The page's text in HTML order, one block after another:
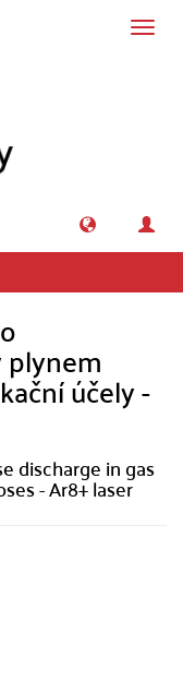
účely -
discharge in gas
- Ar8+ laser